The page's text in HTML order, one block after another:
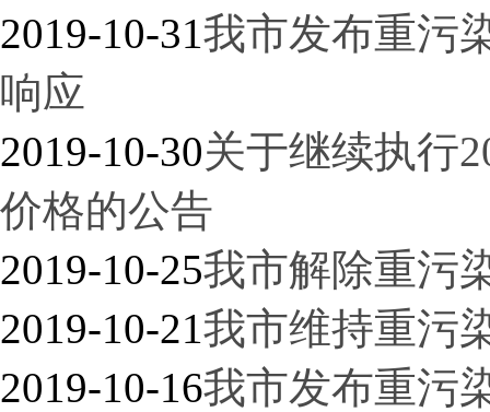
2019-10-31我市发布重污
响应
2019-10-30关于继续执行
价格的公告
2019-10-25我市解除重污
2019-10-21我市维持重污
2019-10-16我市发布重污